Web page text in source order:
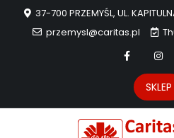
37-700 PRZEMYŚL, UL.
przemysl@caritas.pl
SKLEP